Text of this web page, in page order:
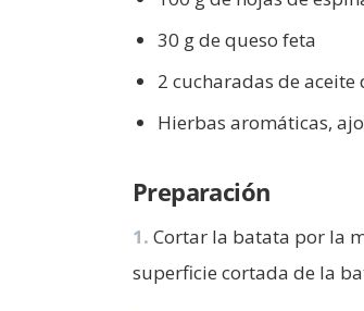
30 g de queso feta
2 cucharadas de aceite
Hierbas aromáticas,
Preparación
1. Cortar la batata por la
superficie cortada de la